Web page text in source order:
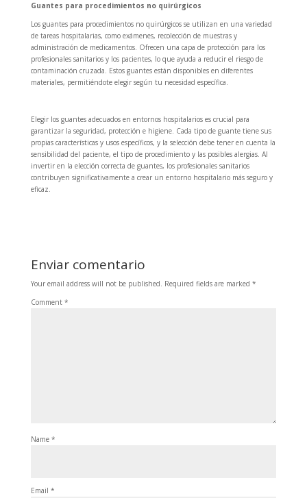
Guantes para procedimientos no quirúrgicos
Los guantes para procedimientos no quirúrgicos se utilizan en una variedad
de tareas hospitalarias, como exámenes, recolección de muestras y
administración de medicamentos. Ofrecen una capa de protección para los
profesionales sanitarios y los pacientes, lo que ayuda a reducir el riesgo de
contaminación cruzada. Estos guantes están disponibles en diferentes
materiales, permitiéndote elegir según tu necesidad específica.
Elegir los guantes adecuados en entornos hospitalarios es crucial para
garantizar la seguridad, protección e higiene. Cada tipo de guante tiene sus
propias características y usos específicos, y la selección debe tener en cuenta la
sensibilidad del paciente, el tipo de procedimiento y las posibles alergias. Al
invertir en la elección correcta de guantes, los profesionales sanitarios
contribuyen significativamente a crear un entorno hospitalario más seguro y
eficaz.
Enviar comentario
Your email address will not be published. Required fields are marked *
Comment *
Name *
Email *